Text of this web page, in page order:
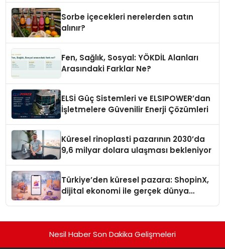
Sorbe içecekleri nerelerden satın
alınır?
Fen, Sağlık, Sosyal: YÖKDİL Alanları
Arasındaki Farklar Ne?
ELSİ Güç Sistemleri ve ELSIPOWER’dan
İşletmelere Güvenilir Enerji Çözümleri
Küresel rinoplasti pazarının 2030’da
9,6 milyar dolara ulaşması bekleniyor
Türkiye’den küresel pazara: ShopinX,
dijital ekonomi ile gerçek dünya
Nesil Haber Son Dakika Gelişmeleri